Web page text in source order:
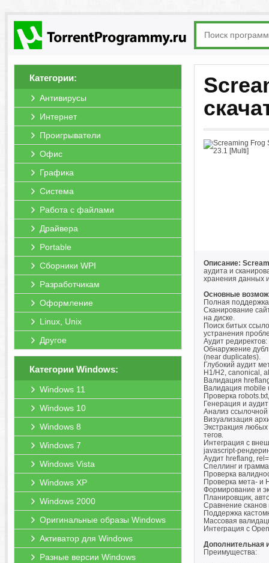
Категории:
Антивирусы
Интернет
Проигрыватели
Офис
Графика
Система
Работа с файлами
Драйвера
Portable
Сборники WPI
Разработчикам
Оформление
Linux, Unix
Другое
Категории Windows:
Windows 11
Windows 10
Windows 8
Windows 7
Windows Vista
Windows XP
Windows 2000
Оригинальные образы Windows
Активатор для Windows
Разные версии Windows
Описание:
аудита и
хранения данных
Основные
Полная
Сканирование
на диске.
Поиск битых
устранения
Аудит
Обнаружение
(near duplicates).
Глубокий аудит
H1/H2, canonical,
Валидация
Валидация mobile
Проверка
Генерация и
Анализ ссылочной
Визуализация
Экстракция
тегов.
Интеграция с
javascript-
Аудит hreflang,
Спеллинг и
Проверка
Проверка мета- и
Формирование и
Планировщик,
Сравнение
Поддержка
Массовая
Интеграция с
Дополнительная
Преимущества: